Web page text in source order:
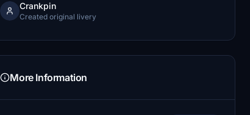
Crankpin
Created original livery
More Information